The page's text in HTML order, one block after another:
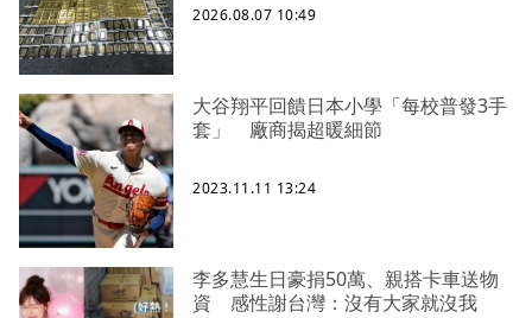
2026.08.07 10:49
大谷翔平回饋日本小學「每校普發3手
套」 廠商揭超暖細節
2023.11.11 13:24
李多慧生日豪捐50萬、親搭卡車送物
資 感性謝台灣：沒有大家就沒我